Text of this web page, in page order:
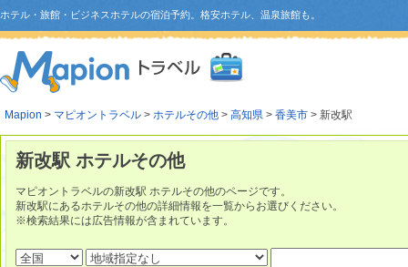
ホテル・旅館・ビジネスホテルの宿泊予約。格安ホテル、温泉旅館も。
Mapion > マピオントラベル > ホテルその他 > 高知県 > 香美市 > 新改駅
新改駅 ホテルその他
マピオントラベルの新改駅 ホテルその他のページです。
新改駅にあるホテルその他の詳細情報を一覧からお選びください。
※検索結果には広告情報が含まれています。